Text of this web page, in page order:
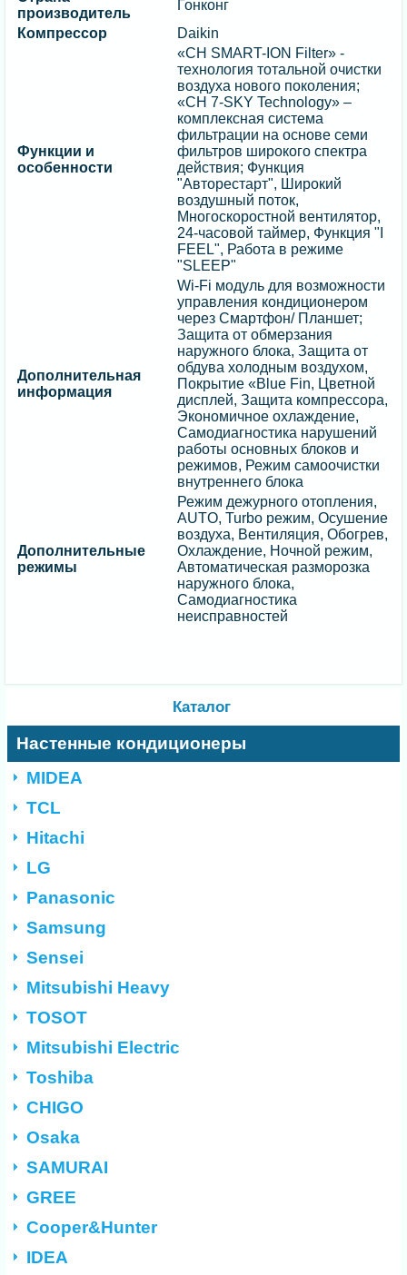
производитель
Гонконг
Компрессор
Daikin
Функции и
особенности
«CH SMART-ION Filter» -
технология тотальной очистки
воздуха нового поколения;
«CH 7-SKY Technology» –
комплексная система
фильтрации на основе семи
фильтров широкого спектра
действия; Функция
"Авторестарт", Широкий
воздушный поток,
Многоскоростной вентилятор,
24-часовой таймер, Функция "I
FEEL", Работа в режиме
"SLEEP"
Дополнительная
информация
Wi-Fi модуль для возможности
управления кондиционером
через Смартфон/ Планшет;
Защита oт обмерзания
наружного блока, Защита от
обдува холодным воздухом,
Покрытие «Blue Fin, Цветной
дисплей, Защита компрессора,
Экономичное охлаждение,
Самодиагностика нарушений
работы основных блоков и
режимов, Режим самоочистки
внутреннего блока
Дополнительные
режимы
Режим дежурного отопления,
AUTO, Turbo режим, Осушение
воздуха, Вентиляция, Обогрев,
Охлаждение, Ночной режим,
Автоматическая разморозка
наружного блока,
Самодиагностика
неисправностей
Каталог
Настенные кондиционеры
MIDEA
TCL
Hitachi
LG
Panasonic
Samsung
Sensei
Mitsubishi Heavy
TOSOT
Mitsubishi Electric
Toshiba
CHIGO
Osaka
SAMURAI
GREE
Cooper&Hunter
IDEA